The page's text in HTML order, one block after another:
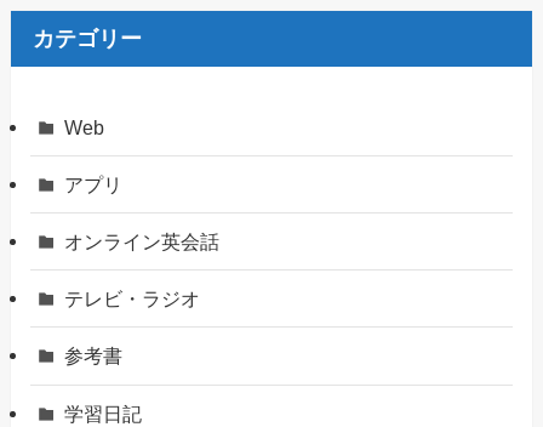
カテゴリー
Web
アプリ
オンライン英会話
テレビ・ラジオ
参考書
学習日記